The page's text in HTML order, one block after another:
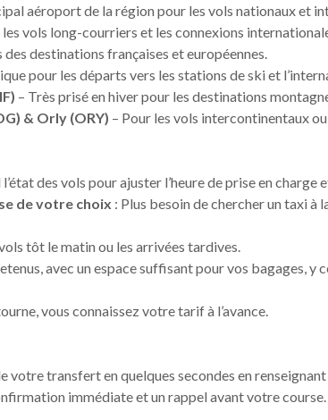
aéroport de la région pour les vols nationaux et
vols long-courriers et les connexions
des destinations françaises et européennes.
pour les départs vers les stations de ski et
– Très prisé en hiver pour les destinations
& Orly (ORY) – Pour les vols intercontinentaux
des vols pour ajuster l’heure de prise en
de votre choix : Plus besoin de chercher un taxi à
tôt le matin ou les arrivées tardives.
avec un espace suffisant pour vos bagages,
vous connaissez votre tarif à l’avance.
votre transfert en quelques secondes en
immédiate et un rappel avant votre course.